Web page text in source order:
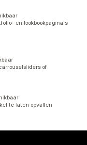
en lookbookpagina's
of
te laten opvallen